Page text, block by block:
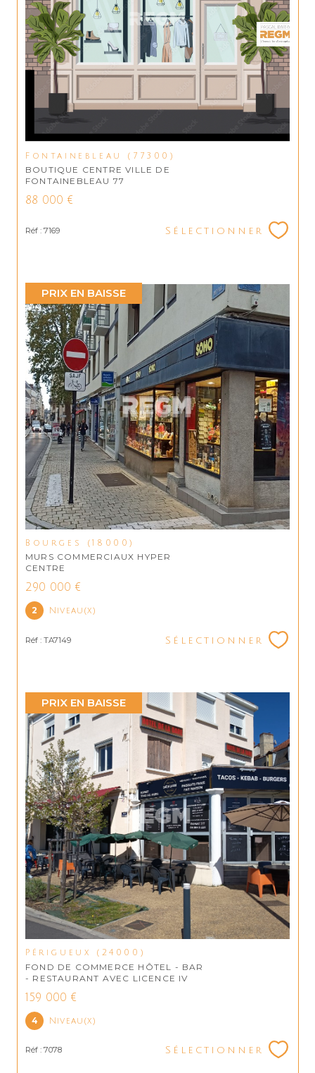
Fontainebleau (77300)
BOUTIQUE CENTRE VILLE DE
FONTAINEBLEAU 77
88 000 €
Réf : 7169 Sélectionner
PRIX EN BAISSE
Bourges (18000)
MURS COMMERCIAUX HYPER
CENTRE
290 000 €
2 Niveau(x)
Réf : TA7149 Sélectionner
PRIX EN BAISSE
Périgueux (24000)
FOND DE COMMERCE HÔTEL - BAR
- RESTAURANT AVEC LICENCE IV
159 000 €
4 Niveau(x)
Réf : 7078 Sélectionner